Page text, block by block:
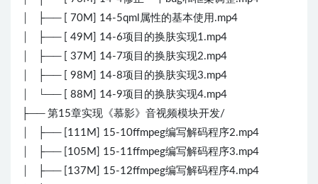
│ ├── [ 70M] 14-5qml属性的基本使用.mp4
│ ├── [ 49M] 14-6项目的换肤实现1.mp4
│ ├── [ 37M] 14-7项目的换肤实现2.mp4
│ ├── [ 98M] 14-8项目的换肤实现3.mp4
│ └── [ 88M] 14-9项目的换肤实现4.mp4
├── 第15章实现《慕影》音视频模块开发/
│ ├── [111M] 15-10ffmpeg编写解码程序2.mp4
│ ├── [105M] 15-11ffmpeg编写解码程序3.mp4
│ ├── [137M] 15-12ffmpeg编写解码程序4.mp4